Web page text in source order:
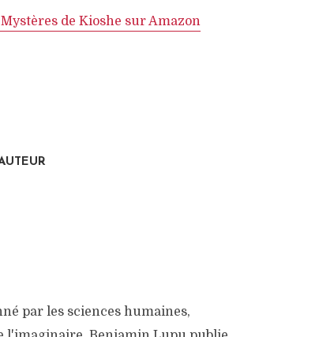
de Kioshe sur Amazon
par les sciences humaines,